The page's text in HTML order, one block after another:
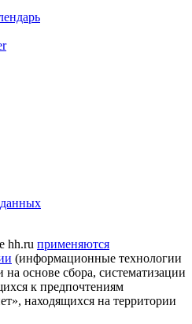
hh.ru применяются
(информационные технологии
основе сбора, систематизации
к предпочтениям
находящихся на территории